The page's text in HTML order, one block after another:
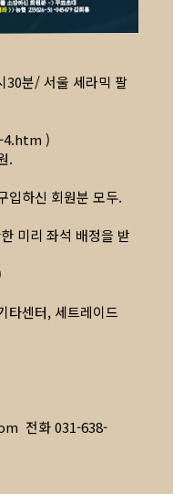
30분/ 서울 세라믹 팔
)
.
입하신 회원분 모두.
미리 좌석 배정을 받
습니다)
센터, 세트레이드
전화 031-638-